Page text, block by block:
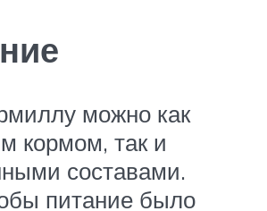
можно как
кормом, так и
составами.
питание было